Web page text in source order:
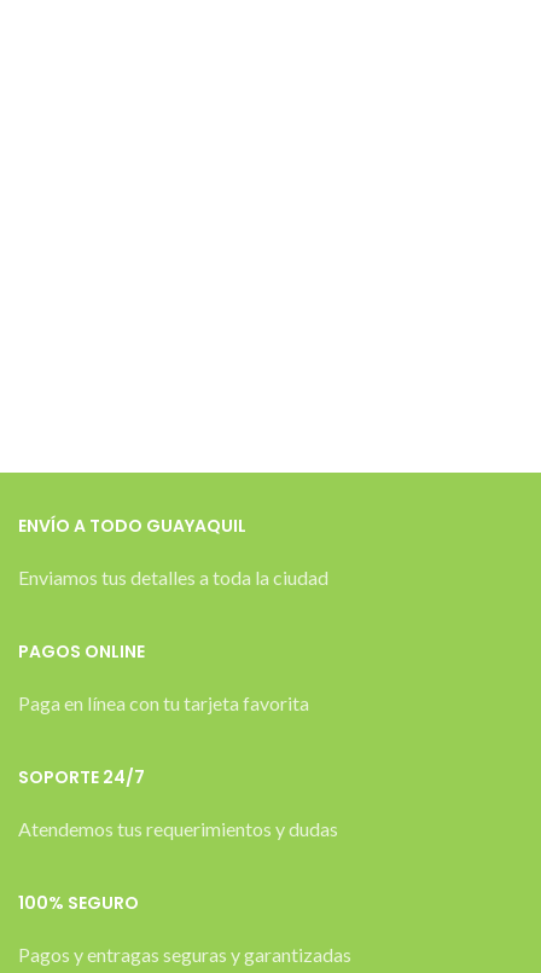
ENVÍO A TODO GUAYAQUIL
Enviamos tus detalles a toda la ciudad
PAGOS ONLINE
Paga en línea con tu tarjeta favorita
SOPORTE 24/7
Atendemos tus requerimientos y dudas
100% SEGURO
Pagos y entragas seguras y garantizadas